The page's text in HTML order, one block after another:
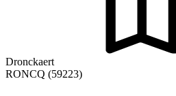
Dronckaert
RONCQ (59223)